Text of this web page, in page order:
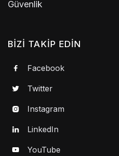
Güvenlik
BIZI TAKIP EDIN
 Facebook
 Twitter
 Instagram
 LinkedIn
 YouTube